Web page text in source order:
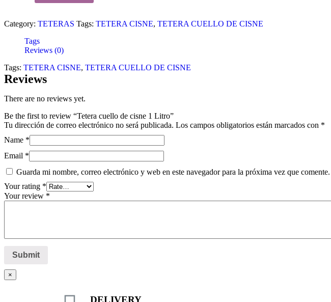
Category: TETERAS Tags: TETERA CISNE, TETERA CUELLO DE CISNE
Tags
Reviews (0)
Tags: TETERA CISNE, TETERA CUELLO DE CISNE
Reviews
There are no reviews yet.
Be the first to review “Tetera cuello de cisne 1 Litro”
Tu dirección de correo electrónico no será publicada. Los campos obligatorios están marcados con *
Name *
Email *
Guarda mi nombre, correo electrónico y web en este navegador para la próxima vez que comente.
Your rating *
Your review *
×
DELIVERY